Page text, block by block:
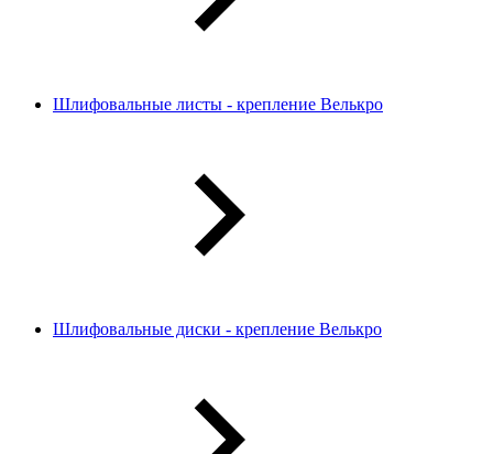
Шлифовальные листы - крепление Велькро
Шлифовальные диски - крепление Велькро